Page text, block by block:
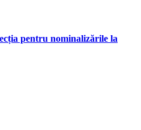
pentru nominalizările la